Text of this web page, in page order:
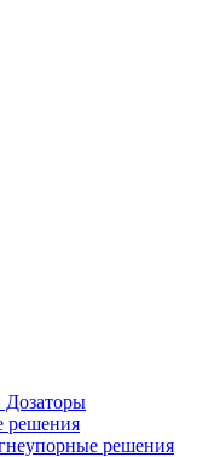
решения
решения